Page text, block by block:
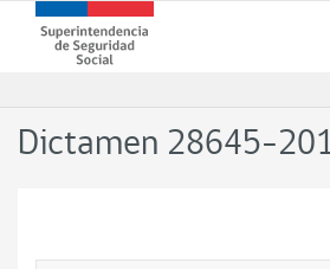
contenido
Superintendencia
de
-
Dictamen 28645-